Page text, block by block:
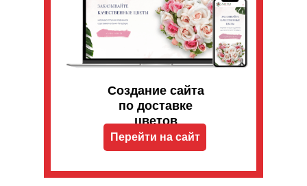
Создание сайта
по доставке
цветов
Перейти на сайт